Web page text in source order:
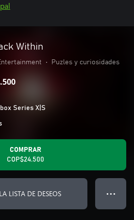
Within
•
Puzles y curiosidades
Series X|S
COMPRAR
COP$24.500
LISTA DE DESEOS ● ● ●